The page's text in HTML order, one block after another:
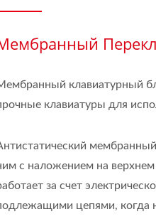
клавиатурный
клавиатуры для
с наложением на
за счет
цепями, когда